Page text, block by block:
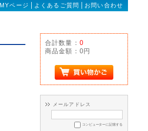
MYページ よくあるご質問 お問い合わせ
合計数量： 0
商品金額： 0円
メールアドレス
コンピューターに記憶する